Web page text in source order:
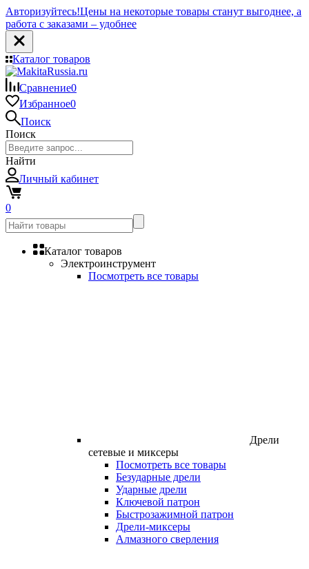
Авторизуйтесь!Цены на некоторые товары станут выгоднее, а
работа с заказами – удобнее
Каталог товаров
Сравнение0
Избранное0
Поиск
Поиск
Найти
Личный кабинет
0
Каталог товаров
Электроинструмент
Посмотреть все товары
Дрели
сетевые и миксеры
Посмотреть все товары
Безударные дрели
Ударные дрели
Ключевой патрон
Быстрозажимной патрон
Дрели-миксеры
Алмазного сверления